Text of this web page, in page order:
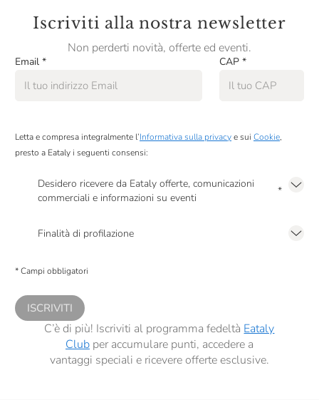
Iscriviti alla nostra newsletter
Non perderti novità, offerte ed eventi.
Email * CAP *
Letta e compresa integralmente l’Informativa sulla privacye sui Cookie,
presto a Eataly i seguenti consensi:
Desidero ricevere da Eataly offerte, comunicazioni
commerciali e informazioni su eventi
*
Finalità di profilazione
comunicazioni commerciali personalizzate, in caso di consenso prestato ai
* Campi obbligatori
ISCRIVITI
C’è di più! Iscriviti al programma fedeltà Eataly
Clubper accumulare punti, accedere a
vantaggi speciali e ricevere offerte esclusive.